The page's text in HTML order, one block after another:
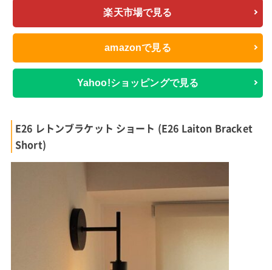
楽天市場で見る
amazonで見る
Yahoo!ショッピングで見る
E26 レトンブラケット ショート (E26 Laiton Bracket
Short)